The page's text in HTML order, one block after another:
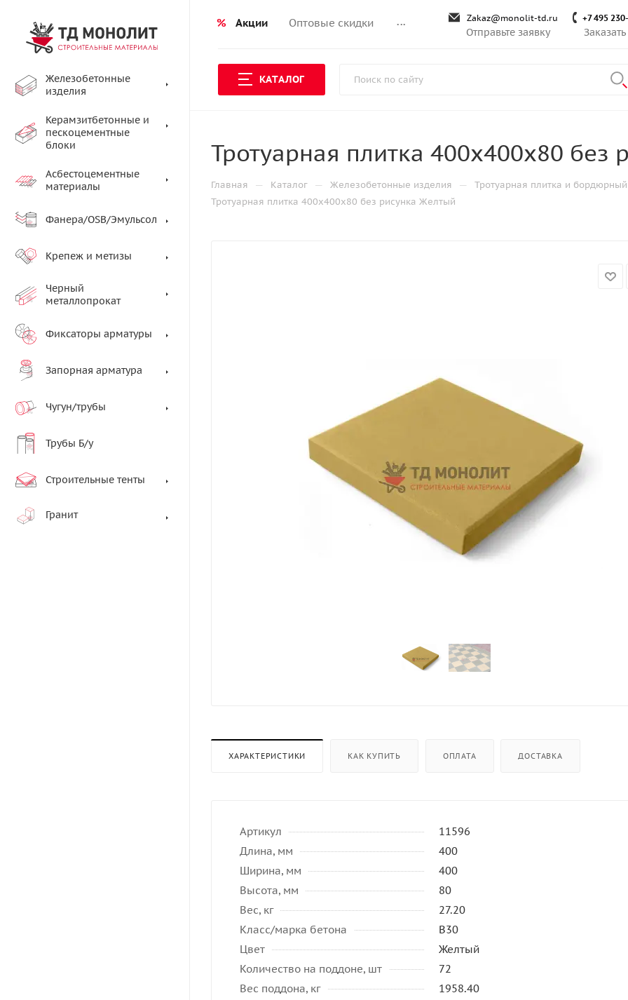
% Акции Оптовые скидки ... Zakaz@monolit-td.ru
Отправьте заявку
+7 495
КАТАЛОГ
Железобетонные
изделия
Керамзитбетонные и
пескоцементные
блоки
Асбестоцементные
материалы
Фанера/OSB/Эмульсол
Крепеж и метизы
Черный
металлопрокат
Фиксаторы арматуры
Запорная арматура
Чугун/трубы
Трубы Б/у
Строительные тенты
Гранит
Тротуарная плитка 400х400х80 без
Главная — Каталог — Железобетонные изделия — Тротуарная плитка и
Тротуарная плитка 400х400х80 без рисунка Желтый
ХАРАКТЕРИСТИКИ КАК КУПИТЬ ОПЛАТА ДОСТАВКА
Артикул
11596
Длина, мм
400
Ширина, мм
400
Высота, мм
80
Вес, кг
27.20
Класс/марка бетона
B30
Цвет
Желтый
Количество на поддоне, шт
72
Вес поддона, кг
1958.40